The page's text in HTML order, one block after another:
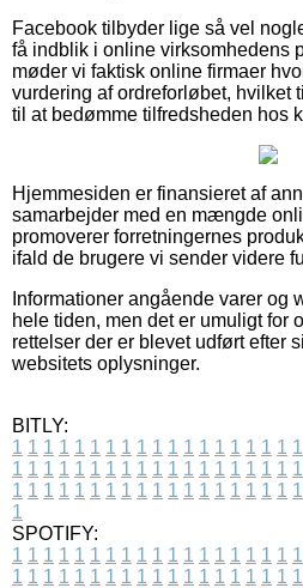
Facebook tilbyder lige så vel
få indblik i online virksomhedens
møder vi faktisk online firmaer
vurdering af ordreforløbet, hvilket
til at bedømme tilfredsheden hos
Hjemmesiden er finansieret af
samarbejder med en mængde
promoverer forretningernes
ifald de brugere vi sender videre
Informationer angående varer og
hele tiden, men det er umuligt for
rettelser der er blevet udført efter
websitets oplysninger.
BITLY:
1 1 1 1 1 1 1 1 1 1 1 1 1 1 1 1 1 1 1
1 1 1 1 1 1 1 1 1 1 1 1 1 1 1 1 1 1 1
1 1 1 1 1 1 1 1 1 1 1 1 1 1 1 1 1 1 1
1
SPOTIFY:
1 1 1 1 1 1 1 1 1 1 1 1 1 1 1 1 1 1 1
1 1 1 1 1 1 1 1 1 1 1 1 1 1 1 1 1 1 1